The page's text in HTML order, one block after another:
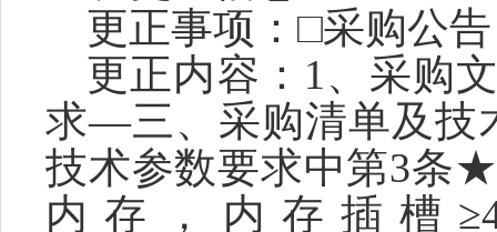
更正事项：□采购公
更正内容： 1、采购
求—三、采购清单及技
技术参数要求中第3条
内存，内存插槽